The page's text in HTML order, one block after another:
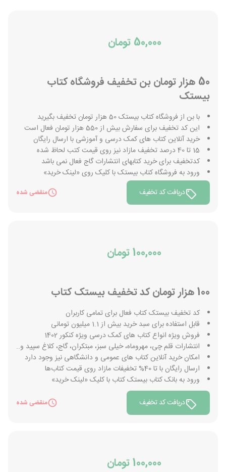
50,000 تومان
50 هزار تومان بن تخفیف فروشگاه کتاب
بیستک
با بن از فروشگاه کتاب بیستک 50 هزار تومان تخفیف بگیرید
این کد تخفیف برای سفارش بیش از 550 هزار تومان فعال است
خرید آنلاین کتاب های کمک درسی و آموزشی با ارسال رایگان
15 تا 40 درصد تخفیف مازاد نیز روی قیمت کتب لحاظ شده
کدتخفیف برای خرید کتابهای انتشارات گاج فعال نمی باشد
ورود به فروشگاه کتاب بیستک با کلیک روی «لینک خرید»
دریافت کد تخفیف
منقضی شده
100,000 تومان
100 هزار تومان کد تخفیف بیستک کتاب
کد تخفیف بیستک کتاب فعال برای تمامی کاربران
قابل استفاده برای سبد خرید بیش از 1.1 میلیون تومانی
فروش ویژه انواع کتاب های کمک درسی ویژه کنکور 1402
انتشارات قلم چی، مهروماه، خیلی سبز، مبتکران، گاج، کلاغ سپید و..
امکان خرید آنلاین کتاب های عمومی و دانشگاهی نیز وجود دارد
ارسال رایگان با تا 40% تخفیفات مازاد روی قیمت کتاب‌ها
ورود به بانک کتاب بیستک کتاب با کلیک «لینک خرید»
دریافت کد تخفیف
منقضی شده
100,000 تومان